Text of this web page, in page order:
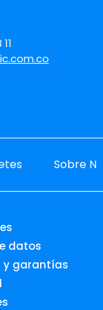
Sobre
datos
y garantías